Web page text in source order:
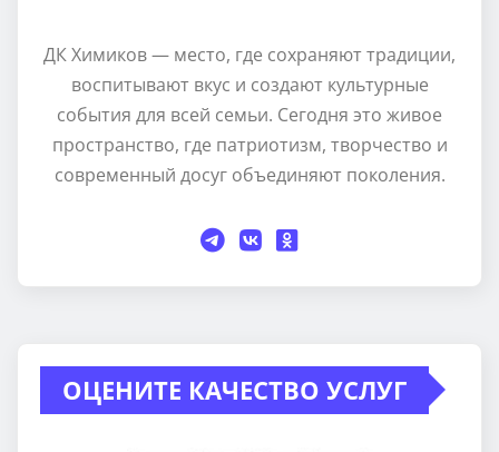
ДК Химиков — место, где сохраняют традиции,
воспитывают вкус и создают культурные
события для всей семьи. Сегодня это живое
пространство, где патриотизм, творчество и
современный досуг объединяют поколения.
ОЦЕНИТЕ КАЧЕСТВО УСЛУГ